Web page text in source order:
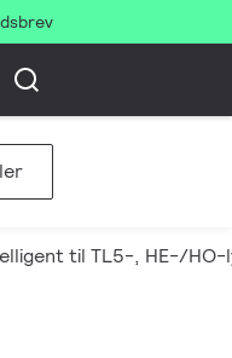
til TL5-, HE-/